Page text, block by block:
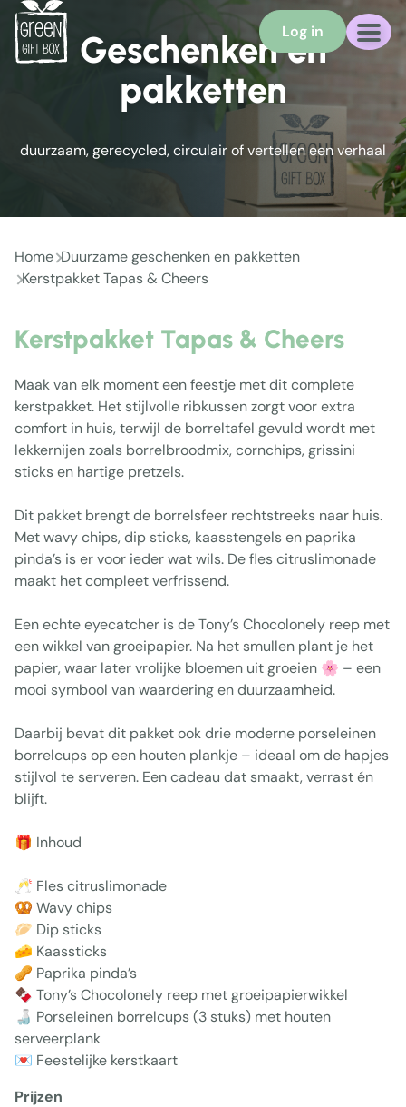
Log in
Geschenken en
pakketten
duurzaam, gerecycled, circulair of vertellen een verhaal
Home Duurzame geschenken en pakketten
Kerstpakket Tapas & Cheers
Kerstpakket Tapas & Cheers
Maak van elk moment een feestje met dit complete
kerstpakket. Het stijlvolle ribkussen zorgt voor extra
comfort in huis, terwijl de borreltafel gevuld wordt met
lekkernijen zoals borrelbroodmix, cornchips, grissini
sticks en hartige pretzels.
Dit pakket brengt de borrelsfeer rechtstreeks naar huis.
Met wavy chips, dip sticks, kaasstengels en paprika
pinda’s is er voor ieder wat wils. De fles citruslimonade
maakt het compleet verfrissend.
Een echte eyecatcher is de Tony’s Chocolonely reep met
een wikkel van groeipapier. Na het smullen plant je het
papier, waar later vrolijke bloemen uit groeien 🌸 – een
mooi symbool van waardering en duurzaamheid.
Daarbij bevat dit pakket ook drie moderne porseleinen
borrelcups op een houten plankje – ideaal om de hapjes
stijlvol te serveren. Een cadeau dat smaakt, verrast én
blijft.
🎁 Inhoud
🥂 Fles citruslimonade
🥨 Wavy chips
🥟 Dip sticks
🧀 Kaassticks
🥜 Paprika pinda’s
🍫 Tony’s Chocolonely reep met groeipapierwikkel
🍶 Porseleinen borrelcups (3 stuks) met houten
serveerplank
💌 Feestelijke kerstkaart
Prijzen